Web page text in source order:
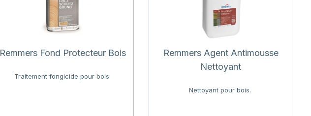
Remmers Fond Protecteur Bois
Traitement fongicide pour bois.
Remmers Agent Antimousse
Nettoyant
Nettoyant pour bois.